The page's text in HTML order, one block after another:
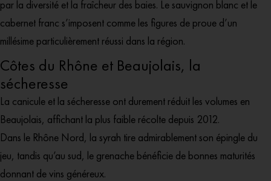
par la diversité et la fraîcheur des baies. Le sauvignon blanc et le
cabernet franc s’imposent comme les figures de proue d’un
millésime particulièrement réussi dans la région.
Côtes du Rhône et Beaujolais, la
sécheresse
La canicule et la sécheresse ont durement réduit les volumes en
Beaujolais, affichant la plus faible récolte depuis 2012.
Dans le Rhône Nord, la syrah tire admirablement son épingle du
jeu, tandis qu’au sud, le grenache bénéficie de bonnes maturités
donnant de vins généreux.